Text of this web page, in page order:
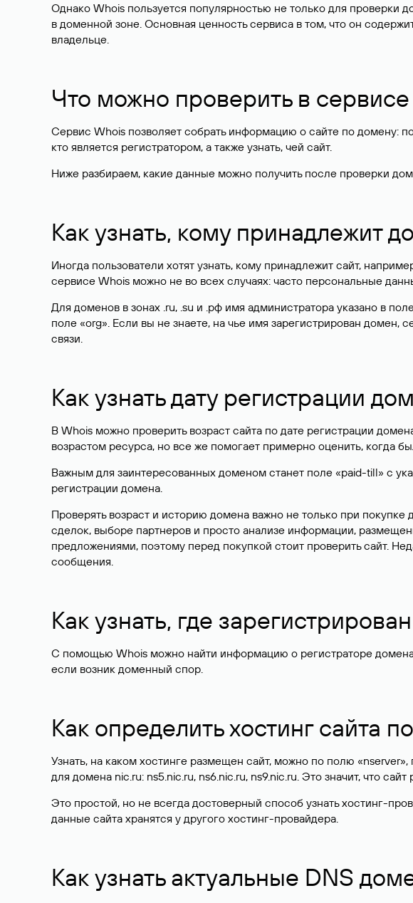
Однако Whois пользуется популярностью не только для проверки
в доменной зоне. Основная ценность сервиса в том, что он
владельце.
Что можно проверить в
Сервис Whois позволяет собрать информацию о сайте по домену:
кто является регистратором, а также узнать, чей сайт.
Ниже разбираем, какие данные можно получить после проверки
Как узнать, кому принадлежит
Иногда пользователи хотят узнать, кому принадлежит сайт,
сервисе Whois можно не во всех случаях: часто персональные
Для доменов в зонах .ru, .su и .рф имя администратора указано в
поле «org». Если вы не знаете, на чье имя зарегистрирован
связи.
Как узнать дату регистрации
В Whois можно проверить возраст сайта по дате регистрации
возрастом ресурса, но все же помогает примерно оценить, когда
Важным для заинтересованных доменом станет поле «paid-till» с
регистрации домена.
Проверять возраст и историю домена важно не только при
сделок, выборе партнеров и просто анализе информации,
предложениями, поэтому перед покупкой стоит проверить сайт.
сообщения.
Как узнать, где
С помощью Whois можно найти информацию о регистраторе
если возник доменный спор.
Как определить хостинг сайта
Узнать, на каком хостинге размещен сайт, можно по полю
для домена nic.ru: ns5.nic.ru, ns6.nic.ru, ns9.nic.ru. Это значит, что
Это простой, но не всегда достоверный способ узнать хостинг-
данные сайта хранятся у другого хостинг-провайдера.
Как узнать актуальные DNS